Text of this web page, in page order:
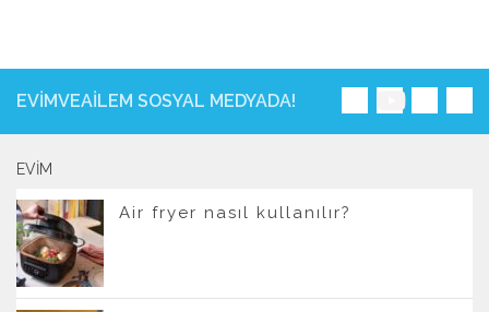
EVIMVEAILEM SOSYAL MEDYADA!
EVIM
Air fryer nasıl kullanılır?